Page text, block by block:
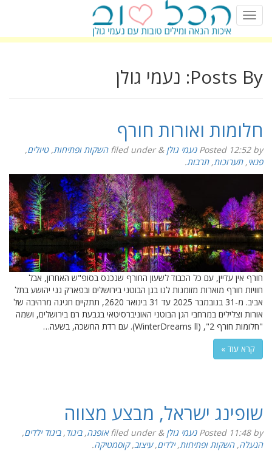
Posts By: נעמי גולן
חלומות ואורות חורף
Posted 12:52by נעמי גולן &
filed under השקות ופתיחות,טיולים,
פנאי,תערוכות,תרבות.
חורף אין עדיין, עם כל הכבוד לשעון החורף שנכנס בסופ"ש האחרון, אבל
חוויות חורף מוארות מזומנות לנו בגן הבוטני בירושלים ובפארק גני יהושע בתל
אביב. מ-31 בנובמבר 2025 עד 31 בינואר 2620, תתקיים חגיגה מרהיבה של
אורות וצלילים במרחבי הגן הבוטני האוניברסיטאי בגבעת רם בירושלים, ושמה
"חלומות חורף 2", (WinterDreams ll). עם רדת החשכה, בשעה…
קרא עוד »
שופינג ישראל, מבצע מצווה
Posted 11:48by נעמי גולן &
filed under אופנה,ביגוד,ביגוד ילדים,
הנעלה,השקות ופתיחות,ילדים,עיצוב,קוסמטיקה.